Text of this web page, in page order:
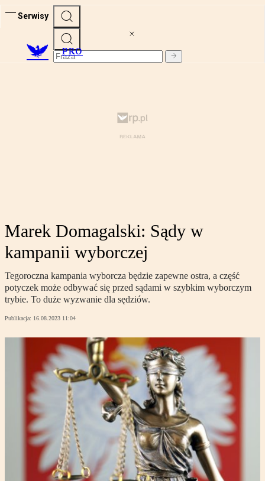
Serwisy
PRO
Marek Domagalski: Sądy w
kampanii wyborczej
Tegoroczna kampania wyborcza będzie zapewne ostra, a część
potyczek może odbywać się przed sądami w szybkim wyborczym
trybie. To duże wyzwanie dla sędziów.
Publikacja: 16.08.2023 11:04